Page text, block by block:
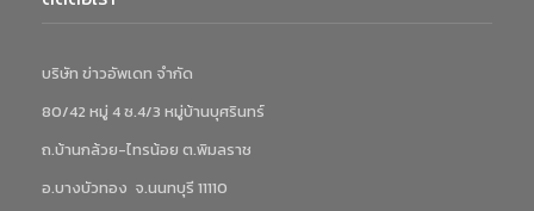
บริษัท ข่าวอัพเดท จำกัด
80/42 หมู่ 4 ซ.4/3 หมู่บ้านบุศรินทร์
ถ.บ้านกล้วย-ไทรน้อย ต.พิมลราช
อ.บางบัวทอง จ.นนทบุรี 11110